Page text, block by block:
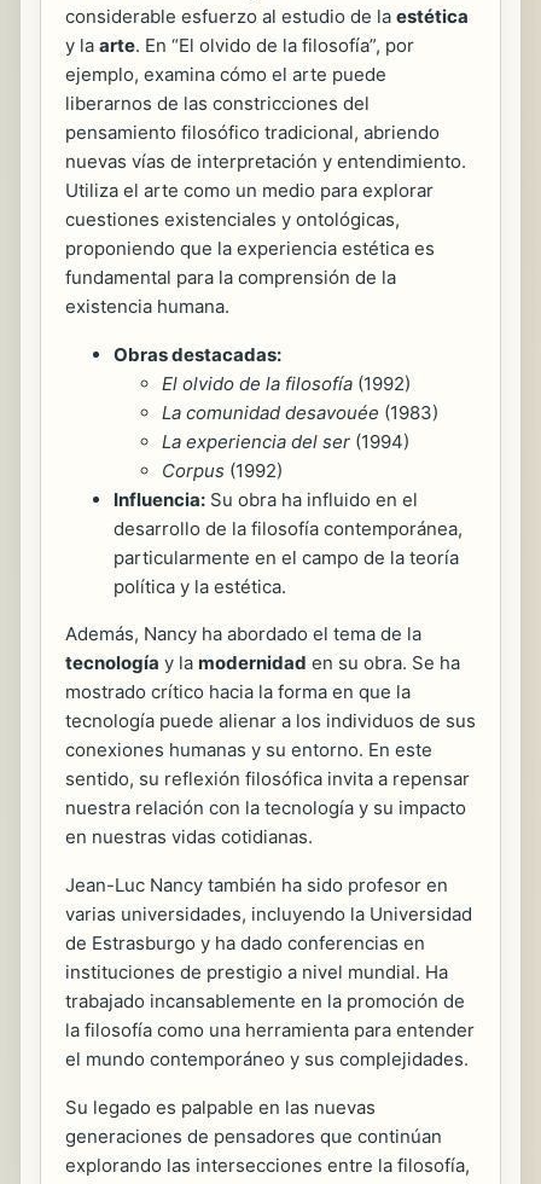
considerable esfuerzo al estudio de la estética
y la arte. En “El olvido de la filosofía”, por
ejemplo, examina cómo el arte puede
liberarnos de las constricciones del
pensamiento filosófico tradicional, abriendo
nuevas vías de interpretación y entendimiento.
Utiliza el arte como un medio para explorar
cuestiones existenciales y ontológicas,
proponiendo que la experiencia estética es
fundamental para la comprensión de la
existencia humana.
Obras destacadas:
El olvido de la filosofía (1992)
La comunidad desavouée (1983)
La experiencia del ser (1994)
Corpus (1992)
Influencia: Su obra ha influido en el
desarrollo de la filosofía contemporánea,
particularmente en el campo de la teoría
política y la estética.
Además, Nancy ha abordado el tema de la
tecnología y la modernidad en su obra. Se ha
mostrado crítico hacia la forma en que la
tecnología puede alienar a los individuos de sus
conexiones humanas y su entorno. En este
sentido, su reflexión filosófica invita a repensar
nuestra relación con la tecnología y su impacto
en nuestras vidas cotidianas.
Jean-Luc Nancy también ha sido profesor en
varias universidades, incluyendo la Universidad
de Estrasburgo y ha dado conferencias en
instituciones de prestigio a nivel mundial. Ha
trabajado incansablemente en la promoción de
la filosofía como una herramienta para entender
el mundo contemporáneo y sus complejidades.
Su legado es palpable en las nuevas
generaciones de pensadores que continúan
explorando las intersecciones entre la filosofía,